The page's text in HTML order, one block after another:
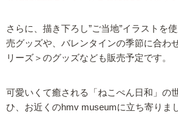
さらに、描き下ろし”ご当地”イラストを
売グッズや、バレンタインの季節に合わ
リーズ＞のグッズなども販売予定です。
可愛いくて癒される「ねこぺん日和」の
ひ、お近くのhmv museumに立ち寄りま